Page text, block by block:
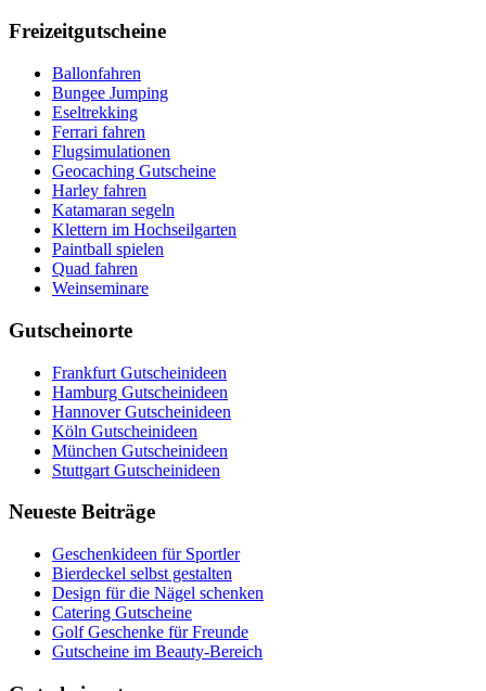
Freizeitgutscheine
Ballonfahren
Bungee Jumping
Eseltrekking
Ferrari fahren
Flugsimulationen
Geocaching Gutscheine
Harley fahren
Katamaran segeln
Klettern im Hochseilgarten
Paintball spielen
Quad fahren
Weinseminare
Gutscheinorte
Frankfurt Gutscheinideen
Hamburg Gutscheinideen
Hannover Gutscheinideen
Köln Gutscheinideen
München Gutscheinideen
Stuttgart Gutscheinideen
Neueste Beiträge
Geschenkideen für Sportler
Bierdeckel selbst gestalten
Design für die Nägel schenken
Catering Gutscheine
Golf Geschenke für Freunde
Gutscheine im Beauty-Bereich